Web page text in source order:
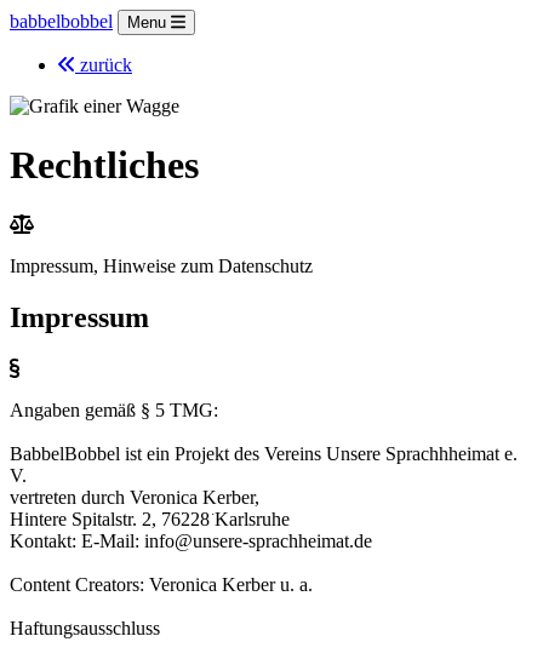
babbelbobbel Menu
zurück
Rechtliches
Impressum, Hinweise zum Datenschutz
Impressum
Angaben gemäß § 5 TMG:
BabbelBobbel ist ein Projekt des Vereins Unsere Sprachhheimat e.
V.
vertreten durch Veronica Kerber,
Hintere Spitalstr. 2, 76228͘ Karlsruhe
Kontakt: E-Mail: info@unsere-sprachheimat.de
Content Creators: Veronica Kerber u. a.
Haftungsausschluss